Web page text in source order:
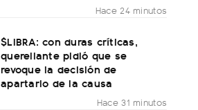
Hace 24 minutos
$LIBRA: con duras críticas,
querellante pidió que se
revoque la decisión de
apartarlo de la causa
Hace 31 minutos